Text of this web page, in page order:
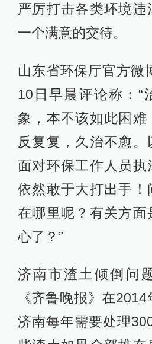
严厉打击各类环境违
一个满意的交待。
山东省环保厅官方微
10日早晨评论称：“
象，本不该如此困难
反复复，久治不愈。
面对环保工作人员执
依然敢于大打出手！
在哪里呢？有关方面
心了？”
济南市渣土倾倒问
《齐鲁晚报》在
济南每年需要处理